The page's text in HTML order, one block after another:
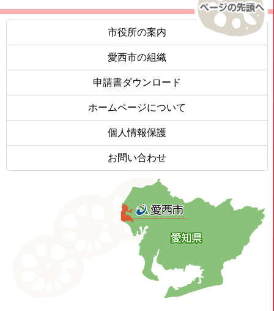
市役所の案内
愛西市の組織
申請書ダウンロード
ホームページについて
個人情報保護
お問い合わせ